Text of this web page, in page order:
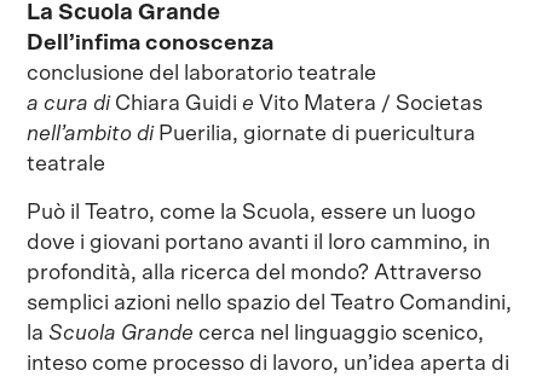
La Scuola Grande
Dell’infima conoscenza
conclusione del laboratorio teatrale
a cura diChiara Guidie Vito Matera / Societas
nell’ambito diPuerilia, giornate di puericultura
teatrale
Può il Teatro, come la Scuola, essere un luogo
dove i giovani portano avanti il loro cammino, in
profondità, alla ricerca del mondo? Attraverso
semplici azioni nello spazio del Teatro Comandini,
laScuola Grande cerca nel linguaggio scenico,
inteso come processo di lavoro, un’idea aperta di